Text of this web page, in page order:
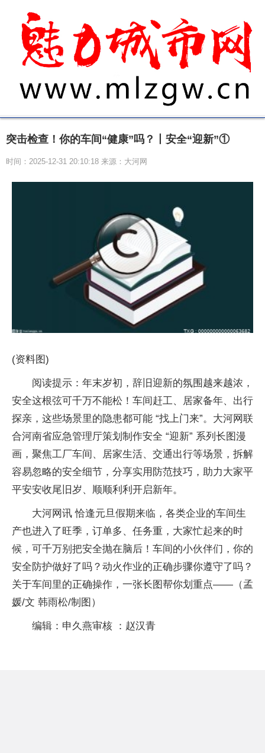
突击检查！你的车间“健康”吗？丨安全“迎新”①
时间：2025-12-31 20:10:18 来源：大河网
(资料图)
阅读提示：年末岁初，辞旧迎新的氛围越来越浓，
安全这根弦可千万不能松！车间赶工、居家备年、出行
探亲，这些场景里的隐患都可能 “找上门来”。大河网联
合河南省应急管理厅策划制作安全 “迎新” 系列长图漫
画，聚焦工厂车间、居家生活、交通出行等场景，拆解
容易忽略的安全细节，分享实用防范技巧，助力大家平
平安安收尾旧岁、顺顺利利开启新年。
大河网讯 恰逢元旦假期来临，各类企业的车间生
产也进入了旺季，订单多、任务重，大家忙起来的时
候，可千万别把安全抛在脑后！车间的小伙伴们，你的
安全防护做好了吗？动火作业的正确步骤你遵守了吗？
关于车间里的正确操作，一张长图帮你划重点——（孟
媛/文 韩雨松/制图）
编辑：申久燕审核 ：赵汉青